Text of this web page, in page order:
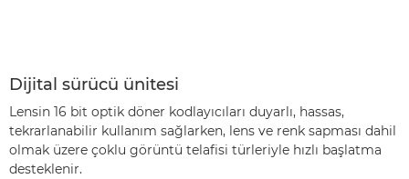
Dijital sürücü ünitesi
Lensin 16 bit optik döner kodlayıcıları duyarlı, hassas,
tekrarlanabilir kullanım sağlarken, lens ve renk sapması dahil
olmak üzere çoklu görüntü telafisi türleriyle hızlı başlatma
desteklenir.